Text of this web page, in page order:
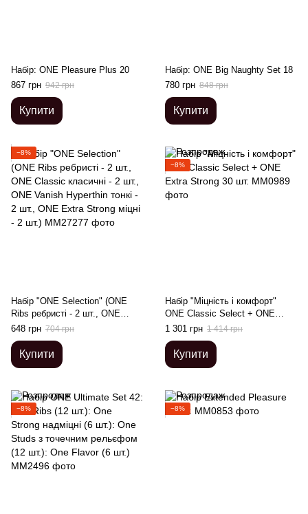
Набір: ONE Pleasure Plus 20
867 грн 942 грн
Купити
Набір: ONE Big Naughty Set 18
780 грн 848 грн
Купити
−8%
Набір "ONE Selection" (ONE
Ribs ребристі - 2 шт., ONE
Classic класичні - 2 шт., ONE
Vanish Hyperthin тонкі - 2 шт.,
ONE Extra Strong міцні - 2 шт.)
648 грн 704 грн
Купити
−8%
Набір "Міцність і комфорт"
ONE Classic Select + ONE
Extra Strong 30 шт.
1 301 грн 1 414 грн
Купити
−8% −8%